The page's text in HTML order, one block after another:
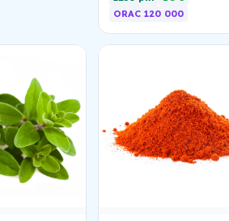
ORAC 120 000